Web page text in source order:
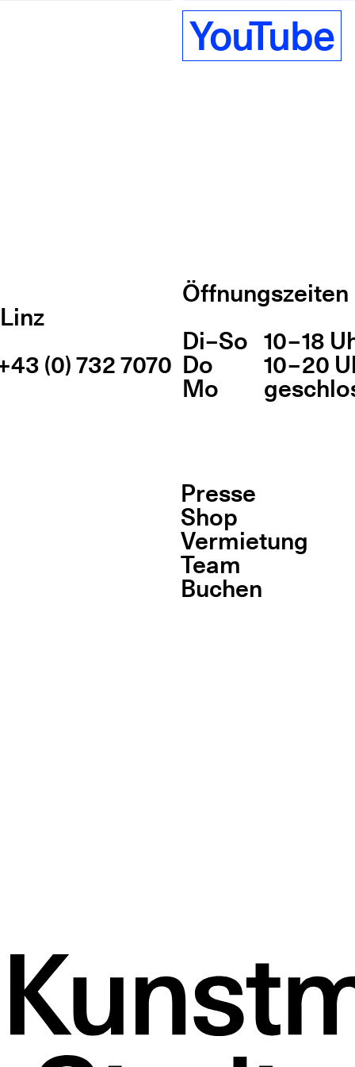
YouTube
(0) 732 7070
Öffnungszeiten
Wochentag
Di–So 10 – 18
Do 10 – 20
Mo
Presse
Shop
Vermietung
Team
Buchen